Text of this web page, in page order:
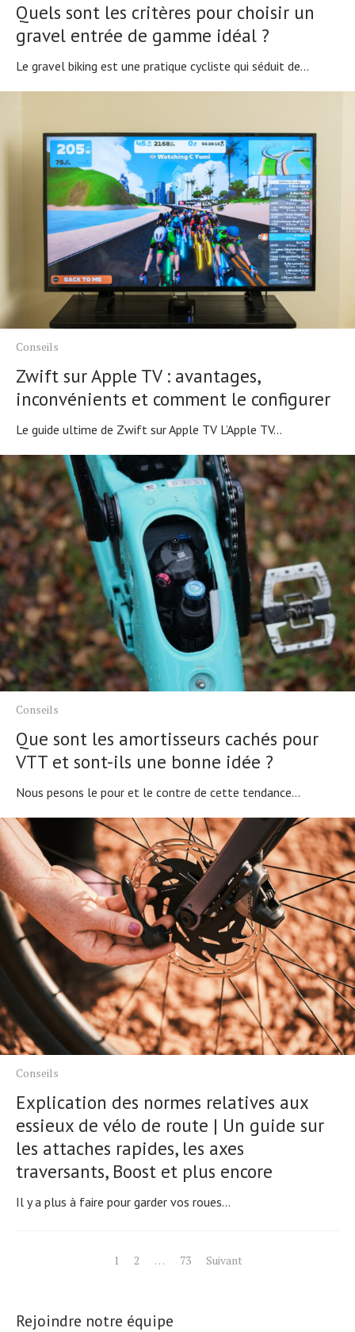
Quels sont les critères pour choisir un
gravel entrée de gamme idéal ?
Le gravel biking est une pratique cycliste qui séduit de...
Conseils
Zwift sur Apple TV : avantages,
inconvénients et comment le configurer
Le guide ultime de Zwift sur Apple TV L’Apple TV...
Conseils
Que sont les amortisseurs cachés pour
VTT et sont-ils une bonne idée ?
Nous pesons le pour et le contre de cette tendance...
Conseils
Explication des normes relatives aux
essieux de vélo de route | Un guide sur
les attaches rapides, les axes
traversants, Boost et plus encore
Il y a plus à faire pour garder vos roues...
publications
1 2 … 73 Suivant
Rejoindre notre équipe